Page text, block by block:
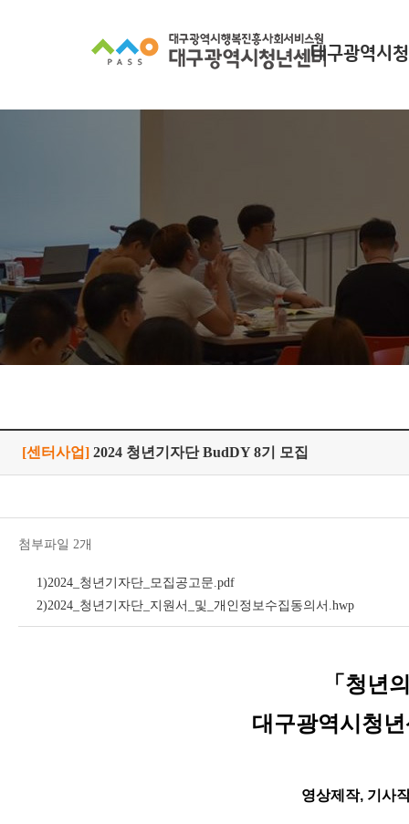
대구광역시
[센터사업] 2024 청년기자단 BudDY 8기 모집
첨부파일 2개
1)2024_청년기자단_모집공고문.pdf
2)2024_청년기자단_지원서_및_개인정보수집동의서.hwp
「청년
대구광역시청
영상제작, 기사